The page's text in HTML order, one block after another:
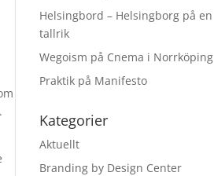
Helsingbord – Helsingborg på en
tallrik
Wegoism på Cnema i Norrköping
Praktik på Manifesto
Kategorier
Aktuellt
Branding by Design Center